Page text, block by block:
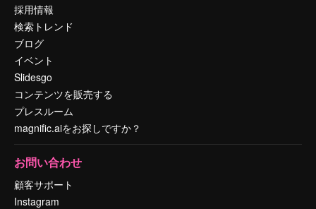
採用情報
検索トレンド
ブログ
イベント
Slidesgo
コンテンツを販売する
プレスルーム
magnific.aiをお探しですか？
お問い合わせ
顧客サポート
Instagram